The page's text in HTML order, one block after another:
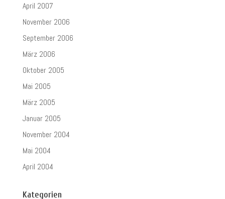
April 2007
November 2006
September 2006
März 2006
Oktober 2005
Mai 2005
März 2005
Januar 2005
November 2004
Mai 2004
April 2004
Kategorien